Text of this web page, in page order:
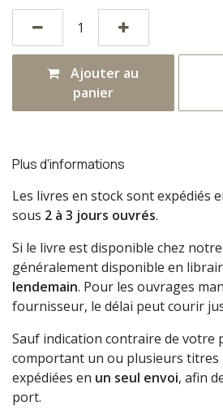
Ajouter au
panier
Plus d'informations
Les livres en stock sont expédiés
sous 2 à 3 jours ouvrés.
Si le livre est disponible chez
généralement disponible en
lendemain. Pour les ouvrages
fournisseur, le délai peut courir
Sauf indication contraire de votre
comportant un ou plusieurs titres
expédiées en un seul envoi, afin
port.